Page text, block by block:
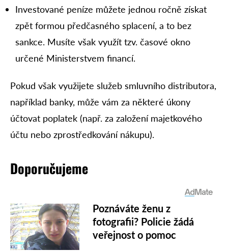
Investované peníze můžete jednou ročně získat
zpět formou předčasného splacení, a to bez
sankce. Musíte však využít tzv. časové okno
určené Ministerstvem financí.
Pokud však využijete služeb smluvního distributora,
například banky, může vám za některé úkony
účtovat poplatek (např. za založení majetkového
účtu nebo zprostředkování nákupu).
Doporučujeme